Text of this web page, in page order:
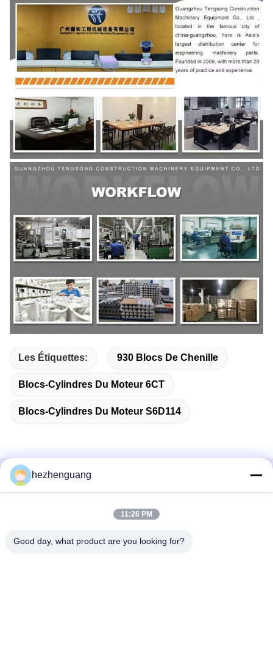
Les Étiquettes: 930 Blocs De Chenille
Blocs-Cylindres Du Moteur 6CT
Blocs-Cylindres Du Moteur S6D114
Contactez rapidement
avenue de Zhongshan, secteur de Tianhe, Guangzhou,
hezhenguang
11:26 PM
Good day, what product are you looking for?